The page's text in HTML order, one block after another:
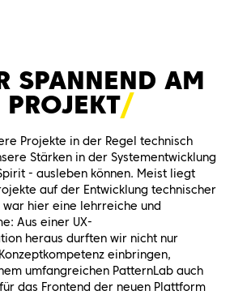
SPANNEND AM
PROJEKT
Projekte in der Regel technisch
Stärken in der Systementwicklung
- ausleben können. Meist liegt
auf der Entwicklung technischer
hier eine lehrreiche und
Aus einer UX-
heraus durften wir nicht nur
einbringen,
umfangreichen PatternLab auch
das Frontend der neuen Plattform